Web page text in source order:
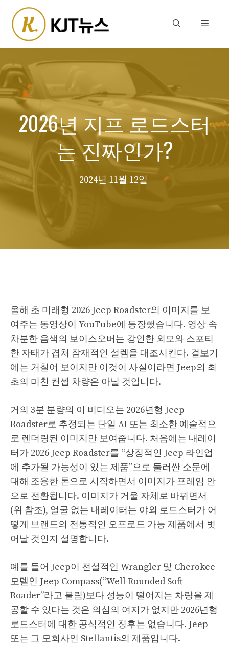
content
Menu
2026년 지프 로드스터
는 진짜인가?
2024년 11월 12일
올해 초 미래형 2026 Jeep Roadster의 이미지를 보
여주는 동영상이 YouTube에 등장했습니다. 영상 속
차분한 음색의 보이스오버는 강인한 외모와 스포티
한 자태가 겹쳐 잠재적인 설렘을 대조시킨다. 겉보기
에는 거칠어 보이지만 이것이 사실이라면 Jeep의 최
초의 미친 컨셉 차량은 아닐 것입니다.
거의 3분 분량의 이 비디오는 2026년형 Jeep
Roadster로 추정되는 단일 AI 또는 최소한 예술적으
로 렌더링된 이미지만 보여줍니다. 처음에는 내레이
터가 2026 Jeep Roadster를 “상징적인 Jeep 라인업
에 추가될 가능성이 있는 제품”으로 둘러싼 소문에
대해 조용한 톤으로 시작하면서 이미지가 프레임 안
으로 전환됩니다. 이미지가 거울 자체로 바뀌면서
(위 참조), 얼굴 없는 내레이터는 야외 로드스터가 어
떻게 브랜드의 전통적인 오프로드 가능 제품에서 벗
어날 것인지 설명합니다.
예를 들어 Jeep이 전설적인 Wrangler 및 Cherokee
모델인 Jeep Compass(“Well Rounded Soft-
Roader”라고 불림)보다 성능이 떨어지는 차량을 제
공할 수 있다는 것은 의심의 여지가 없지만 2026년형
로드스터에 대한 공식적인 징후는 없습니다. Jeep
또는 그 모회사인 Stellantis의 제품입니다.